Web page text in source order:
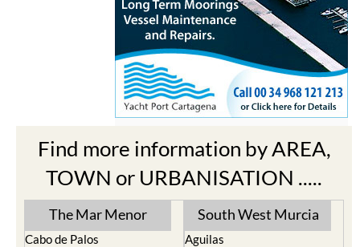
Find more information by AREA,
TOWN or URBANISATION .....
The Mar Menor
Cabo de Palos
South West Murcia
Aguilas